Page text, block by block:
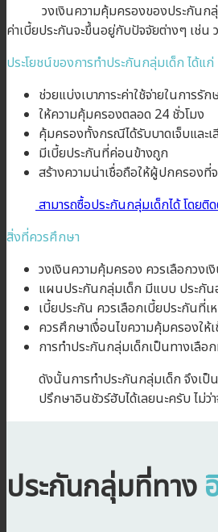
วงเงินความคุ้มครองของประกันกลุ่ม
ค่าเบี้ยประกันจะขึ้นอยู่กับปัจจัยต่างๆ เช่น
ประโยชน์ของการทำประกันกลุ่มเด็ก ได้แก่
ช่วยแบ่งเบาภาระค่าใช้จ่ายในการ
ให้ความคุ้มครองตลอด 24 ชั่วโมง
คุ้มครองทั้งกรณีได้รับบาดเจ็บและเ
มีเบี้ยประกันที่ค่อนข้างถูก
สร้างความน่าเชื่อถือให้ผู้ปกครองที่
สามารถซื้อประกันกลุ่มเด็กได้ โดยติ
สิ่งที่ควรศึกษา
วงเงินความคุ้มครอง ควรเลือกวงเ
แผนประกันกลุ่มเด็ก มีแบบ ประกัน
เบี้ยประกัน ควรเลือกเบี้ยประกันที่
ควรศึกษาเงื่อนไขความคุ้มครองให้
การทำประกันกลุ่มเด็กเป็นทางเลือ
ดังนั้นการทำประกันกลุ่มเด็ก จึงเป็
ปรึกษาอินชัวร์ฮับได้เลยนะครับ ไม่
ประกันกลุ่มที่ทาง